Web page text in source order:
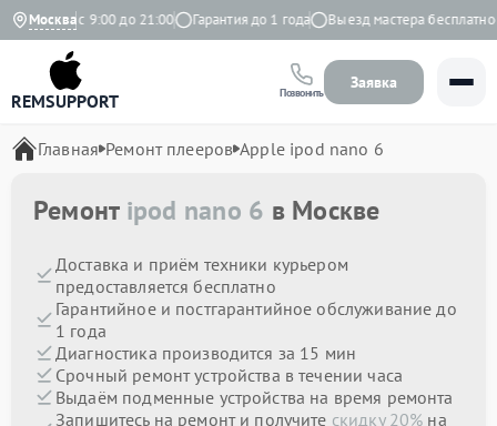
Москвас 9:00 до 21:00 Гарантия до 1 года Выезд мастера бесплатно
REMSUPPORT Позвонить
Заявка
Главная Ремонт плееров Apple ipod nano 6
Ремонт ipod nano 6 в Москве
Доставка и приём техники курьером
предоставляется бесплатно
Гарантийное и постгарантийное обслуживание до
1 года
Диагностика производится за 15 мин
Срочный ремонт устройства в течении часа
Выдаём подменные устройства на время ремонта
Запишитесь на ремонт и получите скидку 20% на